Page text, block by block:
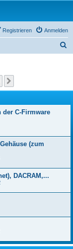
Anmelden
Registrieren
e
C-Firmware
(zum
DACRAM,...